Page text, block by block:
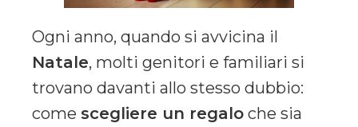
Ogni anno, quando si avvicina il
Natale, molti genitori e familiari si
trovano davanti allo stesso dubbio:
come scegliere un regalo che sia